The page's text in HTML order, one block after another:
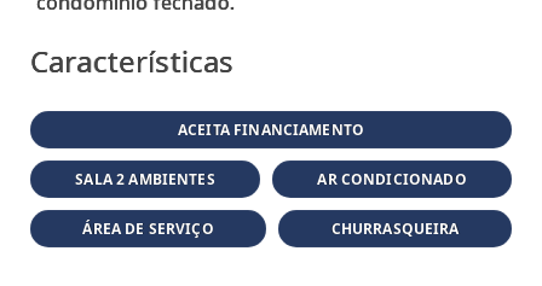
Características
ACEITA FINANCIAMENTO
SALA 2 AMBIENTES AR CONDICIONADO
ÁREA DE SERVIÇO CHURRASQUEIRA